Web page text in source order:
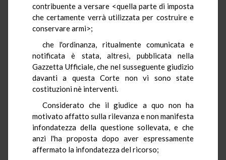
contribuente a versare <quella parte di imposta
che certamente verrà utilizzata per costruire e
conservare armi>;
che l'ordinanza, ritualmente comunicata e
notificata è stata, altresì, pubblicata nella
Gazzetta Ufficiale, che nel susseguente giudizio
davanti a questa Corte non vi sono state
costituzioni nè interventi.
Considerato che il giudice a quo non ha
motivato affatto sulla rilevanza e non manifesta
infondatezza della questione sollevata, e che
anzi l'ha proposta dopo aver espressamente
affermato la infondatezza del ricorso;